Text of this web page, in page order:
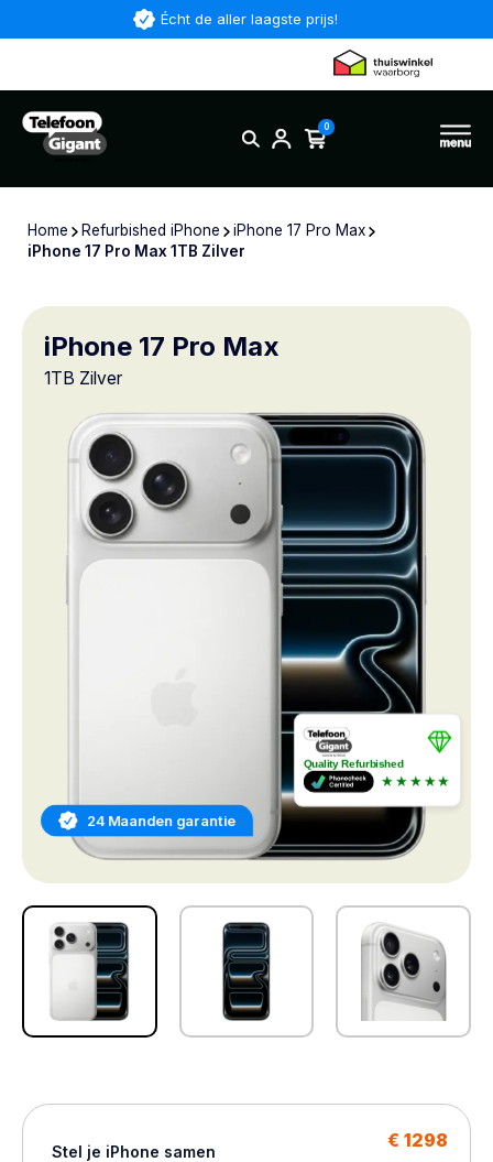
Écht de aller laagste prijs!
0
Home Refurbished iPhone
iPhone 17 Pro Max
iPhone 17 Pro Max 1TB Zilver
24 Maanden garantie
iPhone 17 Pro Max
1TB Zilver
Quality Refurbished
★★★★★
Stel je iPhone samen
€ 1298